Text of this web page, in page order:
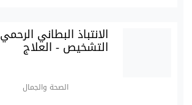
الانتباذ البطاني الرحمي
التشخيص - العلاج
الصحة والجمال